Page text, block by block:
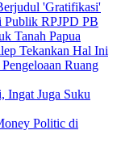
'Gratifikasi'
RPJPD PB
Tanah Papua
Tekankan Hal Ini
Ruang
Juga Suku
Politic di